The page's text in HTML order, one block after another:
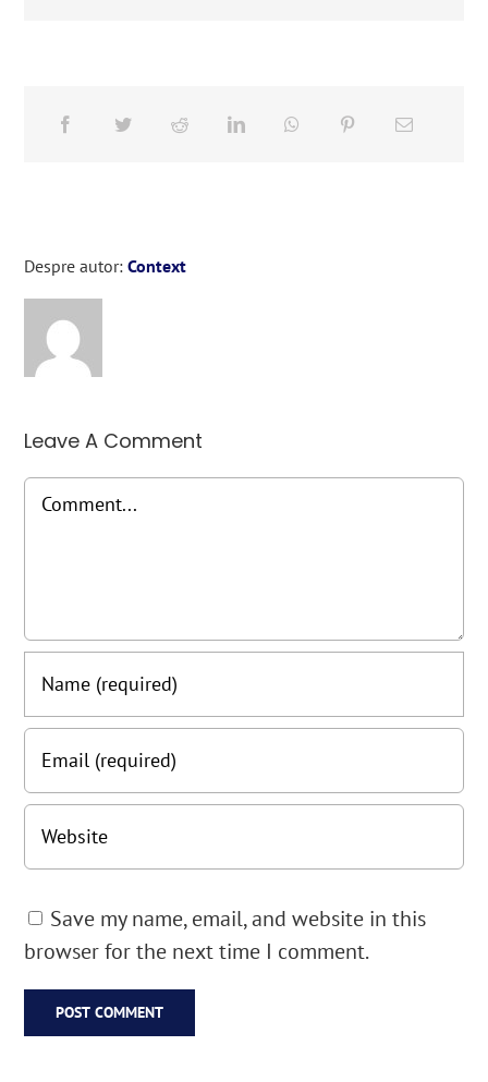
Despre autor:Context
Leave A Comment
Comment
Save my name, email, and website in this
browser for the next time I comment.